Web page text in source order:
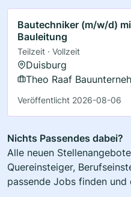
Bautechniker (m/w/d)
Bauleitung
Teilzeit · Vollzeit
Duisburg
Theo Raaf
Veröffentlicht 2026-08-06
Nichts Passendes dabei?
Alle neuen
Quereinsteiger,
passende Jobs finden